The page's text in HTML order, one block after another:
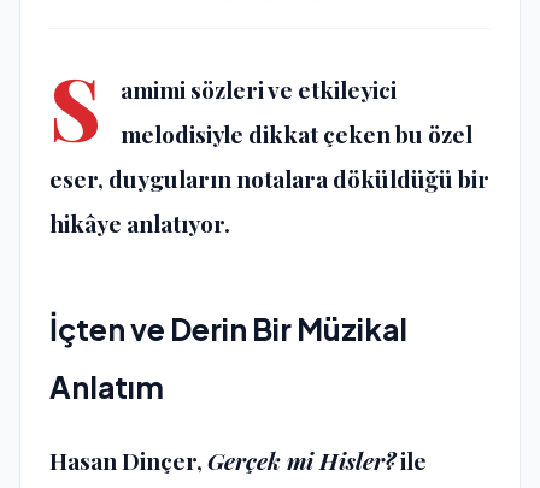
S
amimi sözleri ve etkileyici
melodisiyle dikkat çeken bu özel
eser, duyguların notalara döküldüğü bir
hikâye anlatıyor.
İçten ve Derin Bir Müzikal
Anlatım
Hasan Dinçer,Gerçek mi Hisler?ile